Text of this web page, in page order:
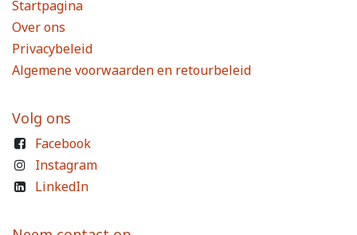
Startpagina
Over ons
Privacybeleid
Algemene voorwaarden en retourbeleid
Volg ons
Facebook
Instagram
LinkedIn